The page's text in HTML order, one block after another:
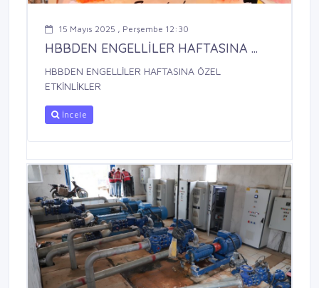
15 Mayıs 2025 , Perşembe 12:30
HBBDEN ENGELLİLER HAFTASINA ...
HBBDEN ENGELLİLER HAFTASINA ÖZEL
ETKİNLİKLER
İncele